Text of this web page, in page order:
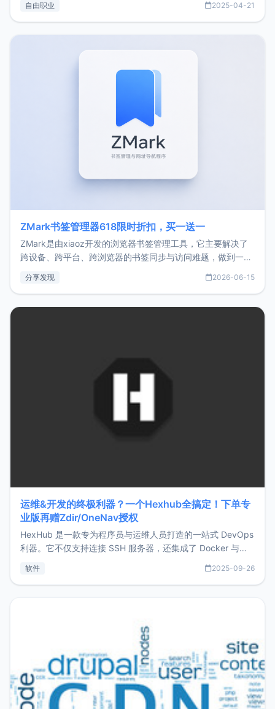
了我的首个产品ImgURL的真实数据和产品现状。自我介绍大
自由职业 2025-04-21
ZMark书签管理器618限时折扣，买一送一
ZMark是由xiaoz开发的浏览器书签管理工具，它主要解决了
跨设备、跨平台、跨浏览器的书签同步与访问难题，做到一处
用，让管理更高效。ZMark官网地址：
分享发现 2026-06-15
运维&开发的终极利器？一个Hexhub全搞定！下单专
业版再赠Zdir/OneNav授权
HexHub 是一款专为程序员与运维人员打造的一站式 DevOps
利器。它不仅支持连接 SSH 服务器，还集成了 Docker 与常
件间频繁切换，仅凭 HexHub 即可同时搞定运维与数据库操
软件 2025-09-26